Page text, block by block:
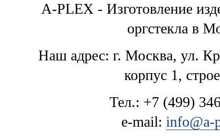
A-PLEX - Изготовление
оргстекла в
Наш адрес: г. Москва, ул.
корпус 1,
Тел.: +7 (499)
e-mail: info@a-